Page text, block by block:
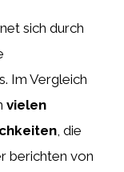
sich durch
Im Vergleich
vielen
, die
berichten von